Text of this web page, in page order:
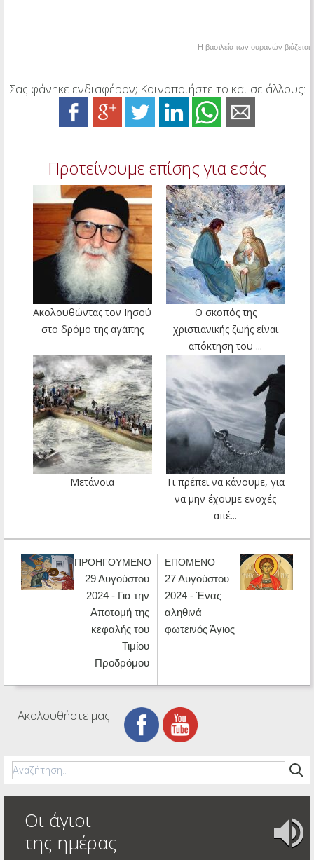
Η βασιλεία των ουρανών βιάζεται
Σας φάνηκε ενδιαφέρον; Κοινοποιήστε το και σε άλλους:
Προτείνουμε επίσης για εσάς
Ακολουθώντας τον Ιησού
στο δρόμο της αγάπης
Ο σκοπός της
χριστιανικής ζωής είναι
απόκτηση του ...
Μετάνοια
Τι πρέπει να κάνουμε, για
να μην έχουμε ενοχές
απέ...
ΠΡΟΗΓΟΥΜΕΝΟ
29 Αυγούστου
2024 - Για την
Αποτομή της
κεφαλής του
Τιμίου
Προδρόμου
ΕΠΟΜΕΝΟ
27 Αυγούστου
2024 - Ένας
αληθινά
φωτεινός Άγιος
Ακολουθήστε μας
Οι άγιοι
της ημέρας